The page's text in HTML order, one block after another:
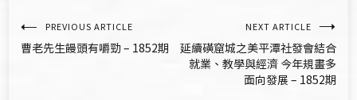
文
章
PREVIOUS ARTICLE
曹老先生饅頭有嚼勁 – 1852期
NEXT ARTICLE
延續磺窟城之美平潭社發會結合
就業、教學與經濟 今年規畫多
面向發展 – 1852期